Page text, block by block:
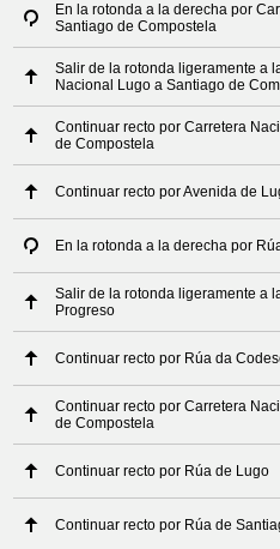
En la rotonda a la derecha por
Santiago de Compostela
Salir de la rotonda ligeramente a
Nacional Lugo a Santiago de
Continuar recto por Carretera
de Compostela
Continuar recto por Avenida de
En la rotonda a la derecha por
Salir de la rotonda ligeramente a
Progreso
Continuar recto por Rúa da
Continuar recto por Carretera
de Compostela
Continuar recto por Rúa de Lugo
Continuar recto por Rúa de